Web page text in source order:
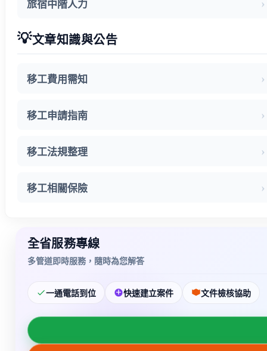
旅宿中階人力
💡文章知識與公告
移工費用需知
移工申請指南
移工法規整理
移工相關保險
全省服務專線
多管道即時服務，隨時為您解答
一通電話到位 快速建立案件 文件檢核協助